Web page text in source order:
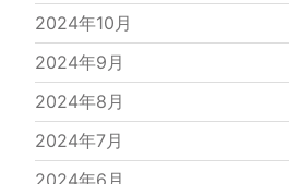
2024年10月
2024年9月
2024年8月
2024年7月
2024年6月